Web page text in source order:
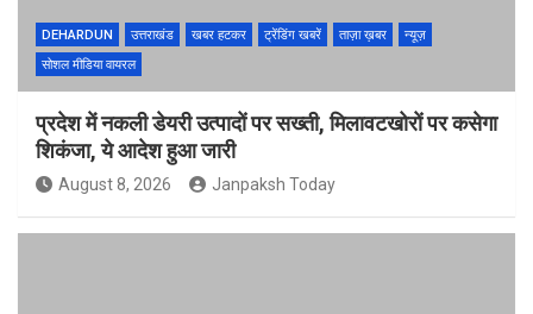
DEHARDUN उत्तराखंड खबर हटकर ट्रेंडिंग खबरें ताज़ा ख़बर
न्यूज़
सोशल मीडिया वायरल
प्रदेश में नकली डेयरी उत्पादों पर सख्ती, मिलावटखोरों पर कसेगा
शिकंजा, ये आदेश हुआ जारी
August 8, 2026 Janpaksh Today